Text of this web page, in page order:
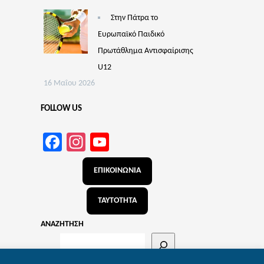
Στην Πάτρα το
Ευρωπαϊκό Παιδικό
Πρωτάθλημα Αντισφαίρισης
U12
16 Μαΐου 2026
FOLLOW US
Facebook
Instagram
Channel
ΕΠΙΚΟΙΝΩΝΙΑ
ΤΑΥΤΟΤΗΤΑ
ΑΝΑΖΗΤΗΣΗ